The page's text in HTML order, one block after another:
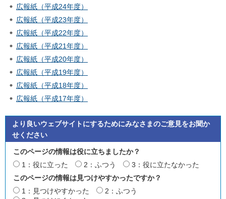
広報紙（平成24年度）
広報紙（平成23年度）
広報紙（平成22年度）
広報紙（平成21年度）
広報紙（平成20年度）
広報紙（平成19年度）
広報紙（平成18年度）
広報紙（平成17年度）
より良いウェブサイトにするためにみなさまのご意見をお聞か
せください
このページの情報は役に立ちましたか？
1：役に立った
2：ふつう
3：役に立たなかった
このページの情報は見つけやすかったですか？
1：見つけやすかった
2：ふつう